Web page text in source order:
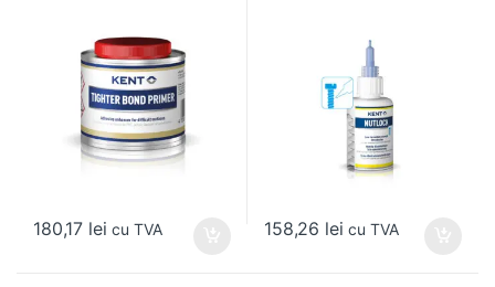
180,17 lei cu TVA 158,26 lei cu TVA